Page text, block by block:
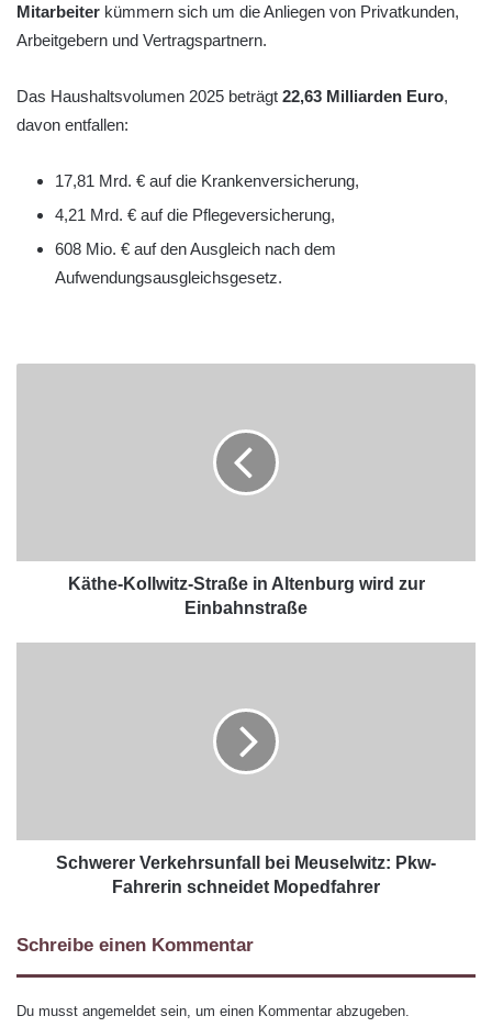
Mitarbeiter kümmern sich um die Anliegen von Privatkunden,
Arbeitgebern und Vertragspartnern.
Das Haushaltsvolumen 2025 beträgt 22,63 Milliarden Euro,
davon entfallen:
17,81 Mrd. € auf die Krankenversicherung,
4,21 Mrd. € auf die Pflegeversicherung,
608 Mio. € auf den Ausgleich nach dem
Aufwendungsausgleichsgesetz.
Käthe-Kollwitz-Straße in Altenburg wird zur
Einbahnstraße
Schwerer Verkehrsunfall bei Meuselwitz: Pkw-
Fahrerin schneidet Mopedfahrer
Schreibe einen Kommentar
Du musst angemeldet sein, um einen Kommentar abzugeben.